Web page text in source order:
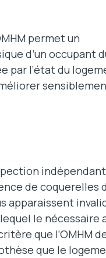
permet un
d’un occupant
par l’état du
de coquerelles
apparaissent
le nécessaire
que l’OMHM
que le